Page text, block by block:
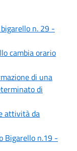
n. 29 -
cambia orario
di una
di
attività da
Bigarello n.19 -